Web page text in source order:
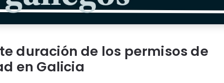
duración de los permisos de
en Galicia